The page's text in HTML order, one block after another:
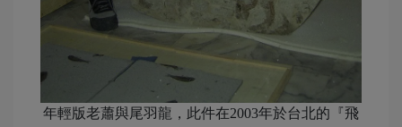
年輕版老蕭與尾羽龍，此件在2003年於台北的『飛